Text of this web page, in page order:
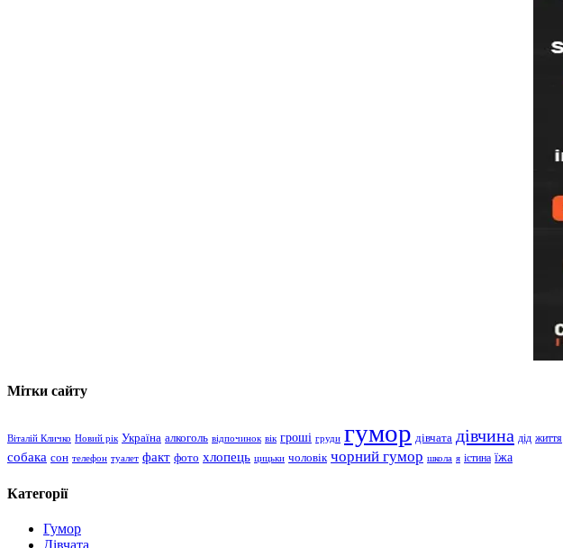
Мітки сайту
Віталій Кличко Новий рік Україна алкоголь відпочинок вік гроші груди гумор дівчата дівчина дід життя
собака сон телефон туалет факт фото хлопець цицьки чоловік чорний гумор школа я істина їжа
Категорії
Гумор
Дівчата